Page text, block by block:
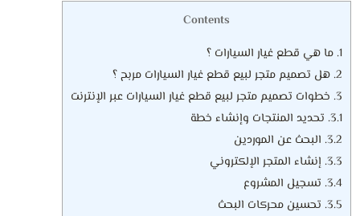
Contents
1. ما هي قطع غيار السيارات ؟
2. هل تصميم متجر لبيع قطع غيار السيارات مربح ؟
3. خطوات تصميم متجر لبيع قطع غيار السيارات عبر الإنترنت
3.1. تحديد المنتجات وإنشاء خطة
3.2. البحث عن الموردين
3.3. إنشاء المتجر الإلكتروني
3.4. تسجيل المشروع
3.5. تحسين محركات البحث